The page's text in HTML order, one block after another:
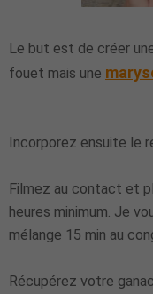
Le but est de créer
fouet mais une
Incorporez ensuite le
Filmez au contact et
heures minimum. Je
mélange 15 min au
Récupérez votre